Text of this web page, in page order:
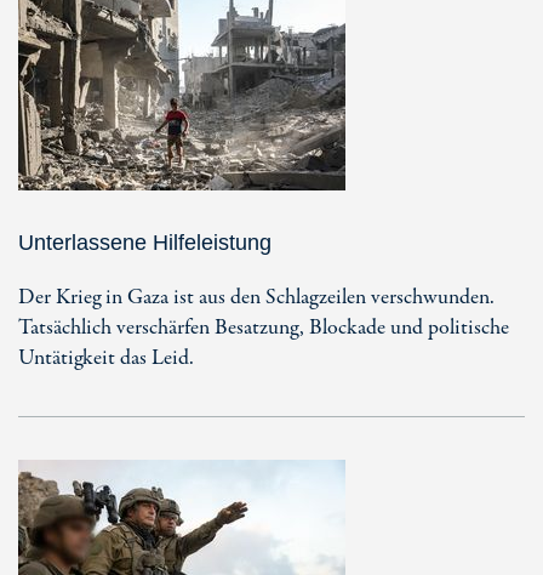
Unterlassene Hilfeleistung
Der Krieg in Gaza ist aus den Schlagzeilen verschwunden.
Tatsächlich verschärfen Besatzung, Blockade und politische
Untätigkeit das Leid.